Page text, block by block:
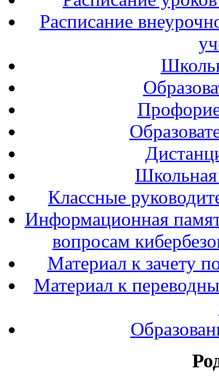
Расписание
Классные
Информационная
вопросам
Материал к зачету
Материал к